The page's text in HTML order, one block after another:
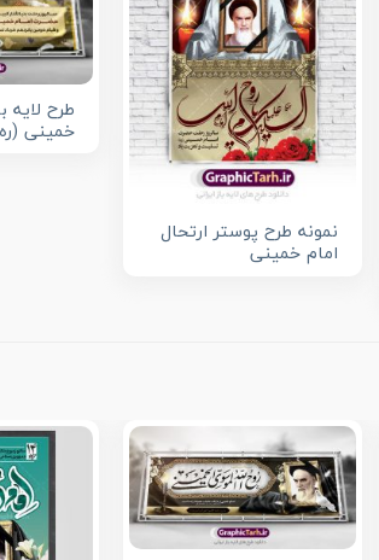
نمونه طرح پوستر ارتحال
امام خمینی
طرح لایه
خمینی